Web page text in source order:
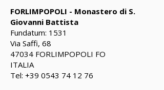
FORLIMPOPOLI - Monastero di S.
Giovanni Battista
Fundatum: 1531
Via Saffi, 68
47034 FORLIMPOPOLI FO
ITALIA
Tel: +39 0543 74 12 76